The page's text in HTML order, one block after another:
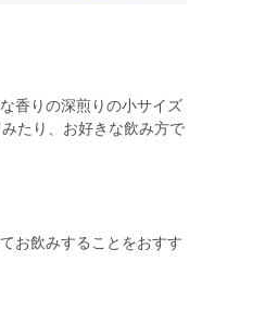
香りの深煎りの小サイズ
たり、お好きな飲み方で
お飲みすることをおすす